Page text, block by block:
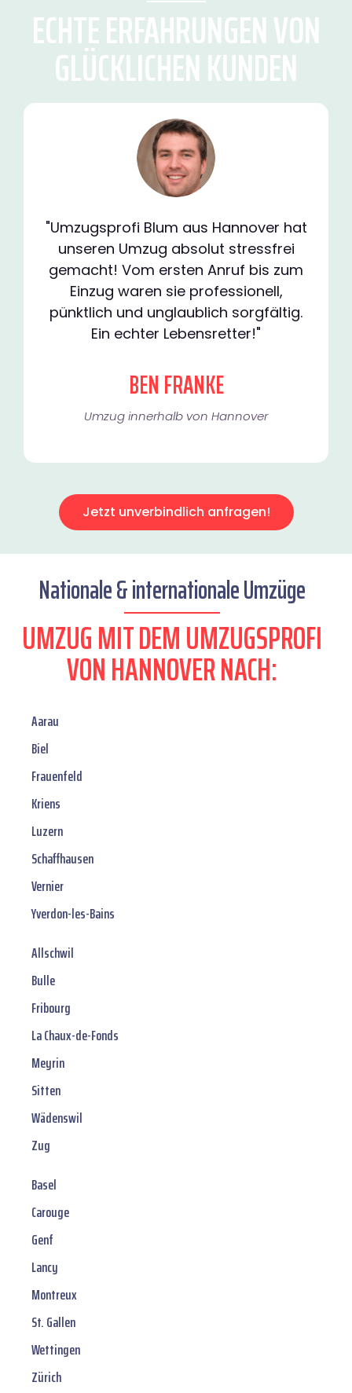
ECHTE ERFAHRUNGEN VON
GLÜCKLICHEN KUNDEN
"Umzugsprofi Blum aus Hannover hat
unseren Umzug absolut stressfrei
gemacht! Vom ersten Anruf bis zum
Einzug waren sie professionell,
pünktlich und unglaublich sorgfältig.
Ein echter Lebensretter!"
BEN FRANKE
Umzug innerhalb von Hannover​
Jetzt unverbindlich anfragen!
Nationale & internationale Umzüge
UMZUG MIT DEM UMZUGSPROFI
VON HANNOVER NACH:
Aarau
Biel
Frauenfeld
Kriens
Luzern
Schaffhausen
Vernier
Yverdon-les-Bains
Allschwil
Bulle
Fribourg
La Chaux-de-Fonds
Meyrin
Sitten
Wädenswil
Zug
Basel
Carouge
Genf
Lancy
Montreux
St. Gallen
Wettingen
Zürich